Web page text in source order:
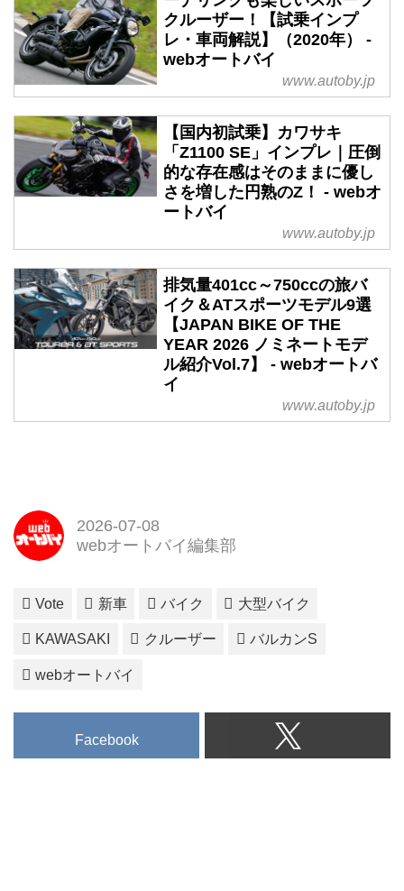
クルーザー！【試乗インプ
レ・車両解説】（2020年） -
webオートバイ
www.autoby.jp
【国内初試乗】カワサキ
「Z1100 SE」インプレ｜圧倒
的な存在感はそのままに優し
さを増した円熟のZ！ - webオ
ートバイ
www.autoby.jp
排気量401cc～750ccの旅バ
イク＆ATスポーツモデル9選
【JAPAN BIKE OF THE
YEAR 2026 ノミネートモデ
ル紹介Vol.7】 - webオートバ
イ
www.autoby.jp
2026-07-08
webオートバイ編集部
Vote 新車 バイク 大型バイク
KAWASAKI クルーザー バルカンS
webオートバイ
Facebook